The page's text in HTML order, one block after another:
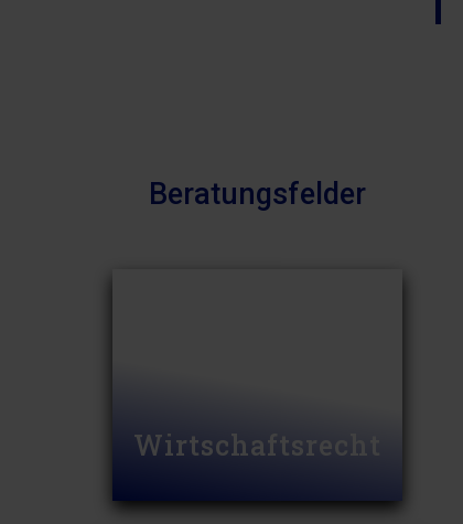
Beratungsfelder
Wirtschaftsrecht